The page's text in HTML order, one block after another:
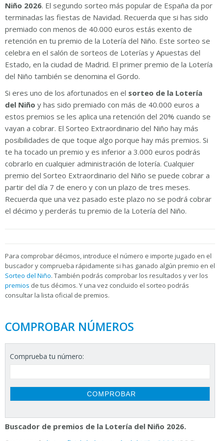
Niño 2026. El segundo sorteo más popular de España da por
terminadas las fiestas de Navidad. Recuerda que si has sido
premiado con menos de 40.000 euros estás exento de
retención en tu premio de la Lotería del Niño. Este sorteo se
celebra en el salón de sorteos de Loterías y Apuestas del
Estado, en la ciudad de Madrid. El primer premio de la Lotería
del Niño también se denomina el Gordo.
Si eres uno de los afortunados en el sorteo de la Lotería
del Niño y has sido premiado con más de 40.000 euros a
estos premios se les aplica una retención del 20% cuando se
vayan a cobrar. El Sorteo Extraordinario del Niño hay más
posibilidades de que toque algo porque hay más premios. Si
te ha tocado un premio y es inferior a 3.000 euros podrás
cobrarlo en cualquier administración de lotería. Cualquier
premio del Sorteo Extraordinario del Niño se puede cobrar a
partir del día 7 de enero y con un plazo de tres meses.
Recuerda que una vez pasado este plazo no se podrá cobrar
el décimo y perderás tu premio de la Lotería del Niño.
Para comprobar décimos, introduce el número e importe jugado en el
buscador y comprueba rápidamente si has ganado algún premio en el
Sorteo del Niño. También podrás comprobar los resultados y ver los
premios de tus décimos. Y una vez concluido el sorteo podrás
consultar la lista oficial de premios.
COMPROBAR NÚMEROS
Comprueba tu número:
Buscador de premios de la Lotería del Niño 2026.